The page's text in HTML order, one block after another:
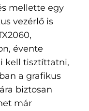
mellette egy
vezérlő is
évente
kell tisztíttatni,
a grafikus
biztosan
már